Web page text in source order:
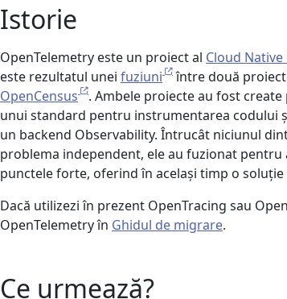
Istorie
OpenTelemetry este un proiect al Cloud
este rezultatul unei fuziuni între două
OpenCensus
. Ambele proiecte au fost
unui standard pentru instrumentarea codului
un backend Observability. Întrucât niciunul
problema independent, ele au fuzionat
punctele forte, oferind în același timp o soluție
Dacă utilizezi în prezent OpenTracing sau
OpenTelemetry în Ghidul de migrare.
Ce urmează?